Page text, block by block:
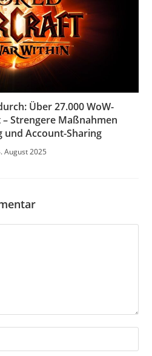
Über 27.000 WoW-
Strengere Maßnahmen
und Account-Sharing
August 2025